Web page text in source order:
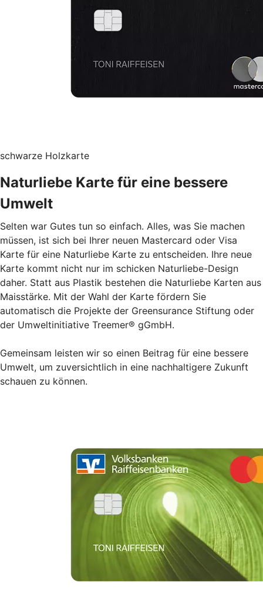
schwarze Holzkarte
Naturliebe Karte für eine bessere
Umwelt
Selten war Gutes tun so einfach. Alles, was Sie machen
müssen, ist sich bei Ihrer neuen Mastercard oder Visa
Karte für eine Naturliebe Karte zu entscheiden. Ihre neue
Karte kommt nicht nur im schicken Naturliebe-Design
daher. Statt aus Plastik bestehen die Naturliebe Karten aus
Maisstärke. Mit der Wahl der Karte fördern Sie
automatisch die Projekte der Greensurance Stiftung oder
der Umweltinitiative Treemer® gGmbH.
Gemeinsam leisten wir so einen Beitrag für eine bessere
Umwelt, um zuversichtlich in eine nachhaltigere Zukunft
schauen zu können.